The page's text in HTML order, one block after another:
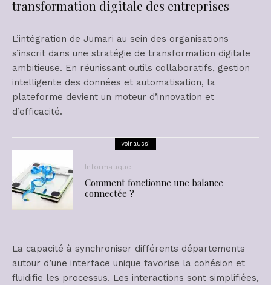
transformation digitale des entreprises
L’intégration de Jumari au sein des organisations
s’inscrit dans une stratégie de transformation digitale
ambitieuse. En réunissant outils collaboratifs, gestion
intelligente des données et automatisation, la
plateforme devient un moteur d’innovation et
d’efficacité.
Voir aussi
Informatique
Comment fonctionne une balance
connectée ?
La capacité à synchroniser différents départements
autour d’une interface unique favorise la cohésion et
fluidifie les processus. Les interactions sont simplifiées,